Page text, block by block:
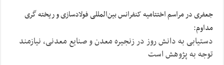
جعفری در مراسم اختتامیه کنفرانس بین‌المللی فولادسازی و ریخته گری
مداوم:
دستیابی به دانش روز در زنجیره معدن و صنایع معدنی، نیازمند
توجه به پژوهش است